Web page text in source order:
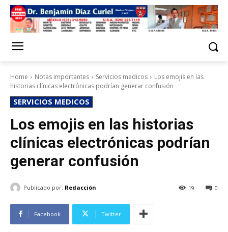
Home Notas importantes Servicios medicos
Los emojis en las
historias clínicas electrónicas podrían generar confusión
SERVICIOS MEDICOS
Los emojis en las historias
clínicas electrónicas podrían
generar confusión
Publicado por: Redacción 0
19
Facebook Twitter